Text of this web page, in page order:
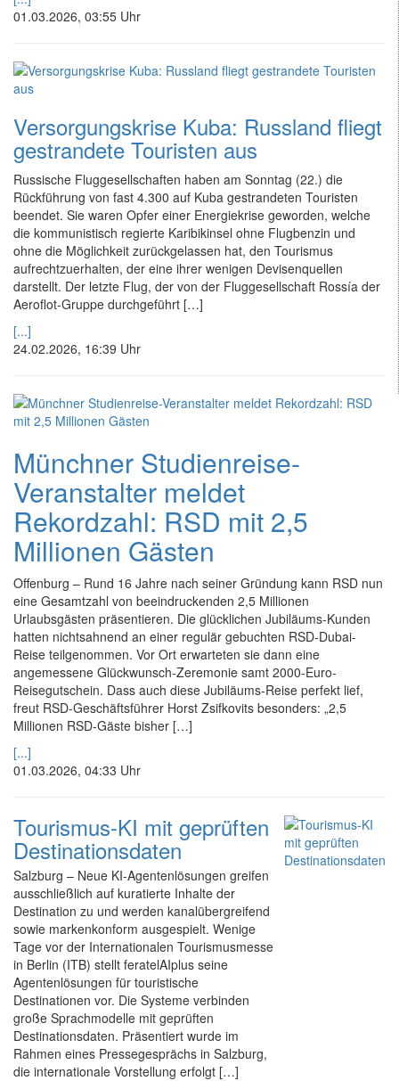
01.03.2026, 03:55 Uhr
Versorgungskrise Kuba: Russland fliegt
gestrandete Touristen aus
Russische Fluggesellschaften haben am Sonntag (22.) die
Rückführung von fast 4.300 auf Kuba gestrandeten Touristen
beendet. Sie waren Opfer einer Energiekrise geworden, welche
die kommunistisch regierte Karibikinsel ohne Flugbenzin und
ohne die Möglichkeit zurückgelassen hat, den Tourismus
aufrechtzuerhalten, der eine ihrer wenigen Devisenquellen
darstellt. Der letzte Flug, der von der Fluggesellschaft Rossía der
Aeroflot-Gruppe durchgeführt […]
[...]
24.02.2026, 16:39 Uhr
Münchner Studienreise-
Veranstalter meldet
Rekordzahl: RSD mit 2,5
Millionen Gästen
Offenburg – Rund 16 Jahre nach seiner Gründung kann RSD nun
eine Gesamtzahl von beeindruckenden 2,5 Millionen
Urlaubsgästen präsentieren. Die glücklichen Jubiläums-Kunden
hatten nichtsahnend an einer regulär gebuchten RSD-Dubai-
Reise teilgenommen. Vor Ort erwarteten sie dann eine
angemessene Glückwunsch-Zeremonie samt 2000-Euro-
Reisegutschein. Dass auch diese Jubiläums-Reise perfekt lief,
freut RSD-Geschäftsführer Horst Zsifkovits besonders: „2,5
Millionen RSD-Gäste bisher […]
[...]
01.03.2026, 04:33 Uhr
Tourismus-KI mit geprüften
Destinationsdaten
Salzburg – Neue KI-Agentenlösungen greifen
ausschließlich auf kuratierte Inhalte der
Destination zu und werden kanalübergreifend
sowie markenkonform ausgespielt. Wenige
Tage vor der Internationalen Tourismusmesse
in Berlin (ITB) stellt feratelAIplus seine
Agentenlösungen für touristische
Destinationen vor. Die Systeme verbinden
große Sprachmodelle mit geprüften
Destinationsdaten. Präsentiert wurde im
Rahmen eines Pressegesprächs in Salzburg,
die internationale Vorstellung erfolgt […]